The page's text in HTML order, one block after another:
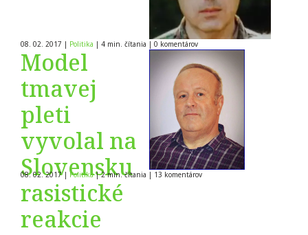
08. 02. 2017 | Politika | 4 min. čítania | 0 komentárov
Model
tmavej
pleti
vyvolal na
Slovensku
rasistické
reakcie
08. 02. 2017| Politika |2 min. čítania | 13 komentárov